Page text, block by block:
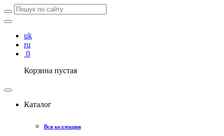
uk
ru
0
Корзина пустая
Каталог
Вся коллекция